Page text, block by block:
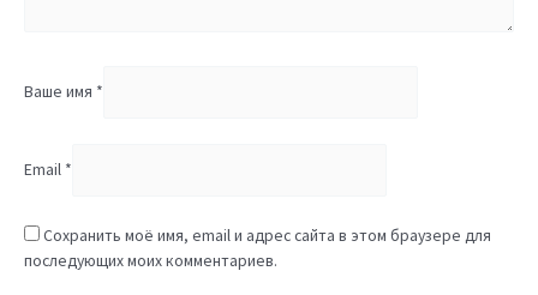
Ваше имя *
Email *
Сохранить моё имя, email и адрес сайта в этом браузере для
последующих моих комментариев.